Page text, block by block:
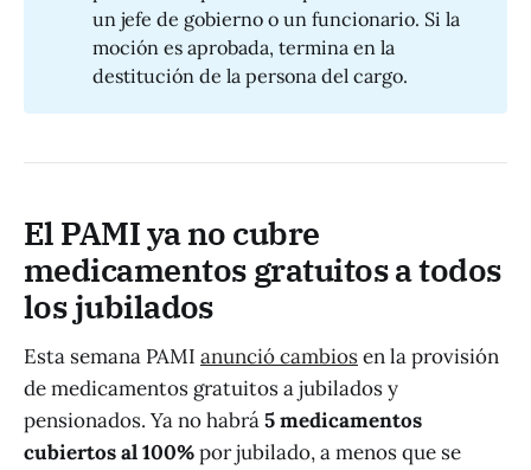
un jefe de gobierno o un funcionario. Si la
moción es aprobada, termina en la
destitución de la persona del cargo.
El PAMI ya no cubre
medicamentos gratuitos a todos
los jubilados
Esta semana PAMI anunció cambiosen la provisión
de medicamentos gratuitos a jubilados y
pensionados. Ya no habrá5 medicamentos
cubiertos al 100%por jubilado, a menos que se